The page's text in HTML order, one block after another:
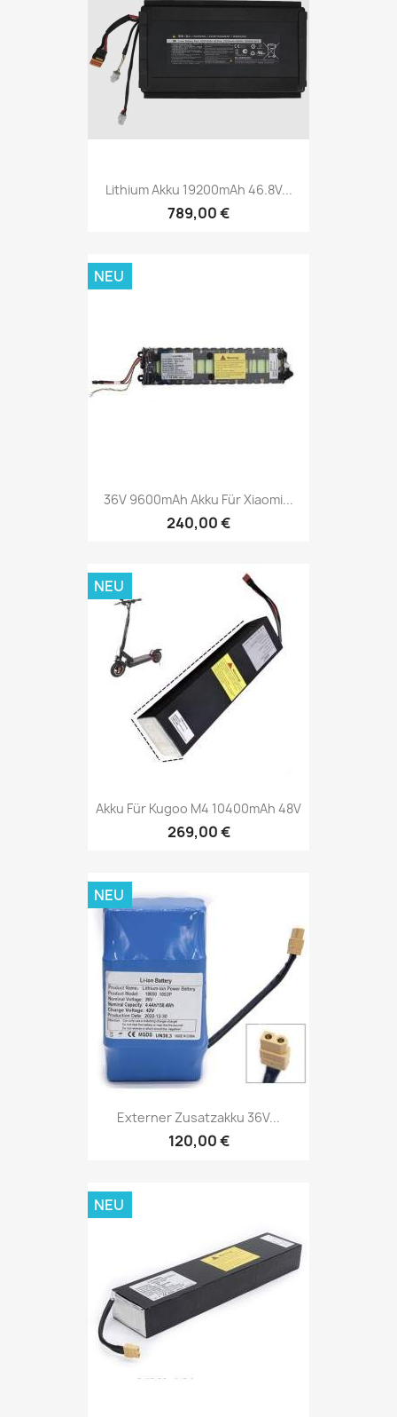
Lithium Akku 19200mAh 46.8V...
789,00 €
36V 9600mAh Akku Für Xiaomi...
240,00 €
NEU
Akku Für Kugoo M4 10400mAh 48V
269,00 €
NEU
Externer Zusatzakku 36V...
120,00 €
NEU
NEU